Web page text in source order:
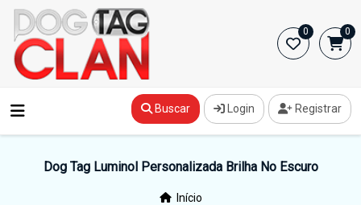
0 0
Buscar Login Registrar
Dog Tag Luminol Personalizada Brilha No Escuro
Início